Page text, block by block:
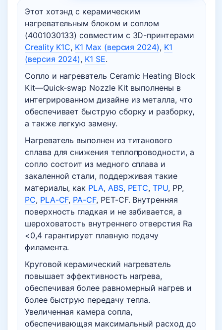
Этот хотэнд с керамическим
нагревательным блоком и соплом
(4001030133) совместим с 3D-принтерами
Creality K1C, K1 Max (версия 2024), K1
(версия 2024), K1 SE.
Сопло и нагреватель Ceramic Heating Block
Kit—Quick-swap Nozzle Kit выполнены в
интегрированном дизайне из металла, что
обеспечивает быструю сборку и разборку,
а также легкую замену.
Нагреватель выполнен из титанового
сплава для снижения теплопроводности, а
сопло состоит из медного сплава и
закаленной стали, поддерживая такие
материалы, как PLA, ABS, PETC,TPU, PP,
PC, PLA-CF, PA-CF, PET-CF. Внутренняя
поверхность гладкая и не забивается, а
шероховатость внутреннего отверстия Ra
<0,4 гарантирует плавную подачу
филамента.
Круговой керамический нагреватель
повышает эффективность нагрева,
обеспечивая более равномерный нагрев и
более быструю передачу тепла.
Увеличенная камера сопла,
обеспечивающая максимальный расход до
Хотэнд
(hotend)
для
Creality
K1C,
SE,
swap
керамический